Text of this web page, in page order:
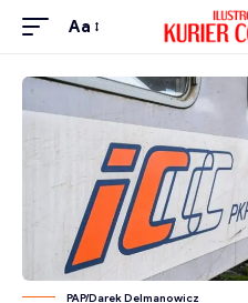
Aa
PAP/Darek Delmanowicz